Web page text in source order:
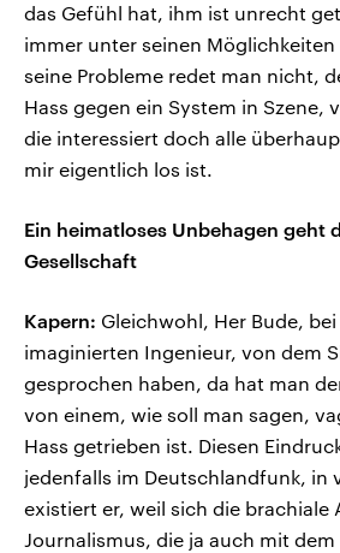
das Gefühl hat, ihm ist unrecht
immer unter seinen
seine Probleme redet man nicht,
Hass gegen ein System in Szene,
die interessiert doch alle
mir eigentlich los ist.
Ein heimatloses Unbehagen geht
Gesellschaft
Kapern: Gleichwohl, Her Bude,
imaginierten Ingenieur, von dem
gesprochen haben, da hat man
von einem, wie soll man sagen,
Hass getrieben ist. Diesen
jedenfalls im Deutschlandfunk, in
existiert er, weil sich die brachiale
Journalismus, die ja auch mit dem